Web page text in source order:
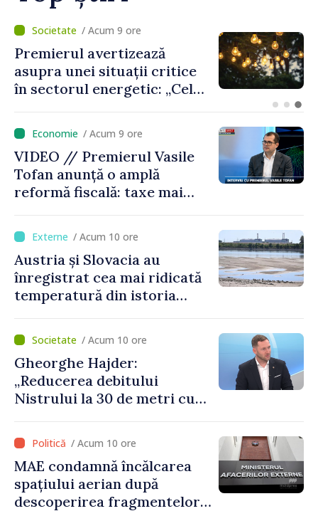
/ Acum 8 ore
Criza carburanților: Vasile
Tofan anunță că România va
sprijini Republica Moldova
/ Acum 9 ore
VIDEO // Premierul Vasile
Tofan anunță o amplă
reformă fiscală: taxe mai
mari pentru bănci, tutun și
jocurile de noroc
/ Acum 10 ore
Austria și Slovacia au
înregistrat cea mai ridicată
temperatură din istoria
/ Acum 10 ore
Gheorghe Hajder:
„Reducerea debitului
Nistrului la 30 de metri cubi
„catastrofă naturală”
/ Acum 10 ore
MAE condamnă încălcarea
spațiului aerian după
descoperirea fragmentelor